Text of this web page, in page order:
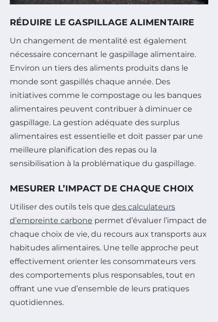
RÉDUIRE LE GASPILLAGE ALIMENTAIRE
Un changement de mentalité est également
nécessaire concernant le gaspillage alimentaire.
Environ un tiers des aliments produits dans le
monde sont gaspillés chaque année. Des
initiatives comme le compostage ou les banques
alimentaires peuvent contribuer à diminuer ce
gaspillage. La gestion adéquate des surplus
alimentaires est essentielle et doit passer par une
meilleure planification des repas ou la
sensibilisation à la problématique du gaspillage.
MESURER L’IMPACT DE CHAQUE CHOIX
Utiliser des outils tels que des calculateurs
d’empreinte carbone permet d’évaluer l’impact de
chaque choix de vie, du recours aux transports aux
habitudes alimentaires. Une telle approche peut
effectivement orienter les consommateurs vers
des comportements plus responsables, tout en
offrant une vue d’ensemble de leurs pratiques
quotidiennes.